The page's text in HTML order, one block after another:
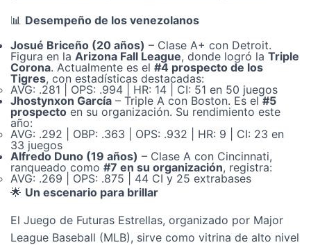
📊 Desempeño de los venezolanos
Josué Briceño (20 años) – Clase A+ con Detroit.
Figura en la Arizona Fall League, donde logró la Triple
Corona. Actualmente es el #4 prospecto de los
Tigres, con estadísticas destacadas:
AVG: .281 | OPS: .994 | HR: 14 | CI: 51 en 50 juegos
Jhostynxon García – Triple A con Boston. Es el#5
prospecto en su organización. Su rendimiento este
año:
AVG: .292 | OBP: .363 | OPS: .932 | HR: 9 | CI: 23 en
33 juegos
Alfredo Duno (19 años) – Clase A con Cincinnati,
ranqueado como #7 en su organización, registra:
AVG: .269 | OPS: .875 | 44 CI y 25 extrabases
🌟 Un escenario para brillar
El Juego de Futuras Estrellas, organizado por Major
League Baseball (MLB), sirve como vitrina de alto nivel